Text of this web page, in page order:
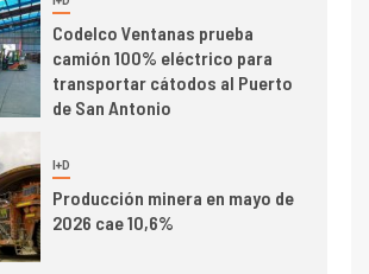
Codelco Ventanas prueba
camión 100% eléctrico para
transportar cátodos al Puerto
de San Antonio
I+D
Producción minera en mayo de
2026 cae 10,6%